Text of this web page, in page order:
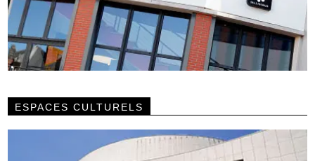
ESPACES CULTURELS